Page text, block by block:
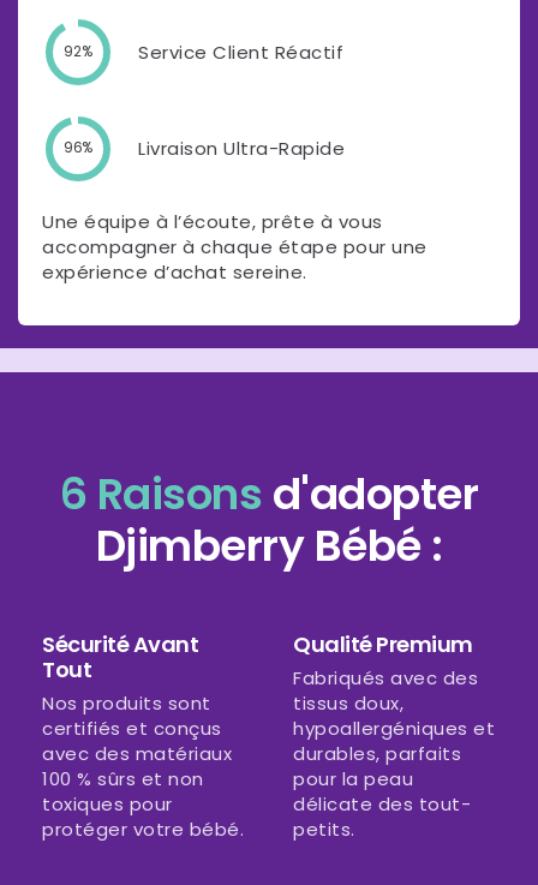
92% Service Client Réactif
96% Livraison Ultra-Rapide
Une équipe à l’écoute, prête à vous
accompagner à chaque étape pour une
expérience d’achat sereine.
6 Raisons d'adopter
Djimberry Bébé :
Sécurité Avant
Tout
Nos produits sont
certifiés et conçus
avec des matériaux
100 % sûrs et non
toxiques pour
protéger votre bébé.
Qualité Premium
Fabriqués avec des
tissus doux,
hypoallergéniques et
durables, parfaits
pour la peau
délicate des tout-
petits.